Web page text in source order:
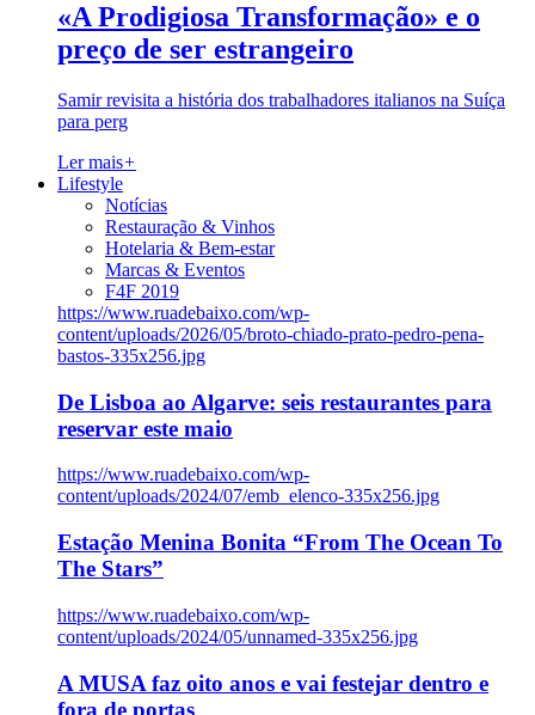
«A Prodigiosa Transformação» e o
preço de ser estrangeiro
Samir revisita a história dos trabalhadores italianos na Suíça
para perg
Ler mais+
Lifestyle
Notícias
Restauração & Vinhos
Hotelaria & Bem-estar
Marcas & Eventos
F4F 2019
https://www.ruadebaixo.com/wp-
content/uploads/2026/05/broto-chiado-prato-pedro-pena-
bastos-335x256.jpg
De Lisboa ao Algarve: seis restaurantes para
reservar este maio
https://www.ruadebaixo.com/wp-
content/uploads/2024/07/emb_elenco-335x256.jpg
Estação Menina Bonita “From The Ocean To
The Stars”
https://www.ruadebaixo.com/wp-
content/uploads/2024/05/unnamed-335x256.jpg
A MUSA faz oito anos e vai festejar dentro e
fora de portas